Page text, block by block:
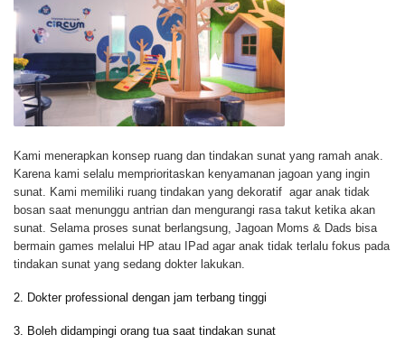
Kami menerapkan konsep ruang dan tindakan sunat yang ramah anak.
Karena kami selalu memprioritaskan kenyamanan jagoan yang ingin
sunat. Kami memiliki ruang tindakan yang dekoratif agar anak tidak
bosan saat menunggu antrian dan mengurangi rasa takut ketika akan
sunat. Selama proses sunat berlangsung, Jagoan Moms & Dads bisa
bermain games melalui HP atau IPad agar anak tidak terlalu fokus pada
tindakan sunat yang sedang dokter lakukan.
2. Dokter professional dengan jam terbang tinggi
3. Boleh didampingi orang tua saat tindakan sunat